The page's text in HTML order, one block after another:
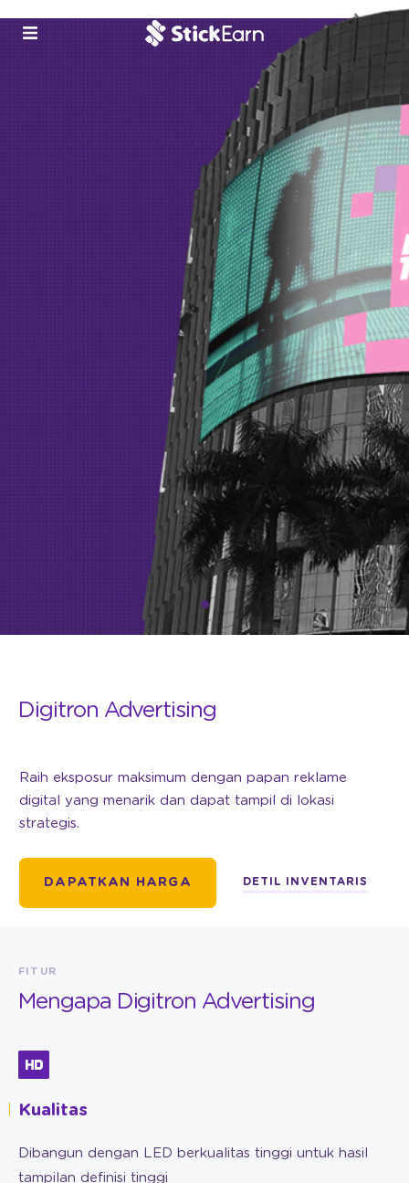
Digitron Advertising
Raih eksposur maksimum dengan papan reklame
digital yang menarik dan dapat tampil di lokasi
strategis.
DAPATKAN HARGA DETIL INVENTARIS
FITUR
Mengapa Digitron Advertising
Kualitas
Dibangun dengan LED berkualitas tinggi untuk hasil
tampilan definisi tinggi